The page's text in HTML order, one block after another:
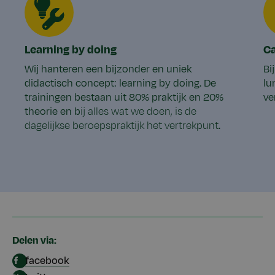
Learning by doing
Wij hanteren een bijzonder en uniek
didactisch concept: learning by doing. De
trainingen bestaan uit 80% praktijk en 20%
theorie en bij alles wat we doen, is de
dagelijkse beroepspraktijk het vertrekpunt.
Delen via:
facebook